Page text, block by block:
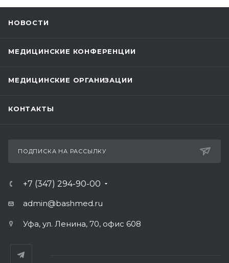
НОВОСТИ
МЕДИЦИНСКИЕ КОНФЕРЕНЦИИ
МЕДИЦИНСКИЕ ОРГАНИЗАЦИИ
КОНТАКТЫ
ПОДПИСКА НА РАССЫЛКУ
+7 (347) 294-90-00
admin@bashmed.ru
Уфа, ул. Ленина, 70, офис 608